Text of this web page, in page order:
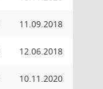
11.09.2018
12.06.2018
10.11.2020